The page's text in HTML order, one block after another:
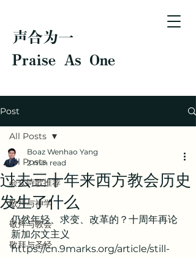
声合为一
Praise As One
Post
All Posts
会众诗歌推荐
敬拜与神学
敬拜与教会
敬拜与圣经
All Posts
过去三十年来西方教会历史
发生了什么
Boaz Wenhao Yang
2 min read
仍然年轻、求变、改革的？十周年再论
新加尔文主义
https://cn.9marks.org/article/still-